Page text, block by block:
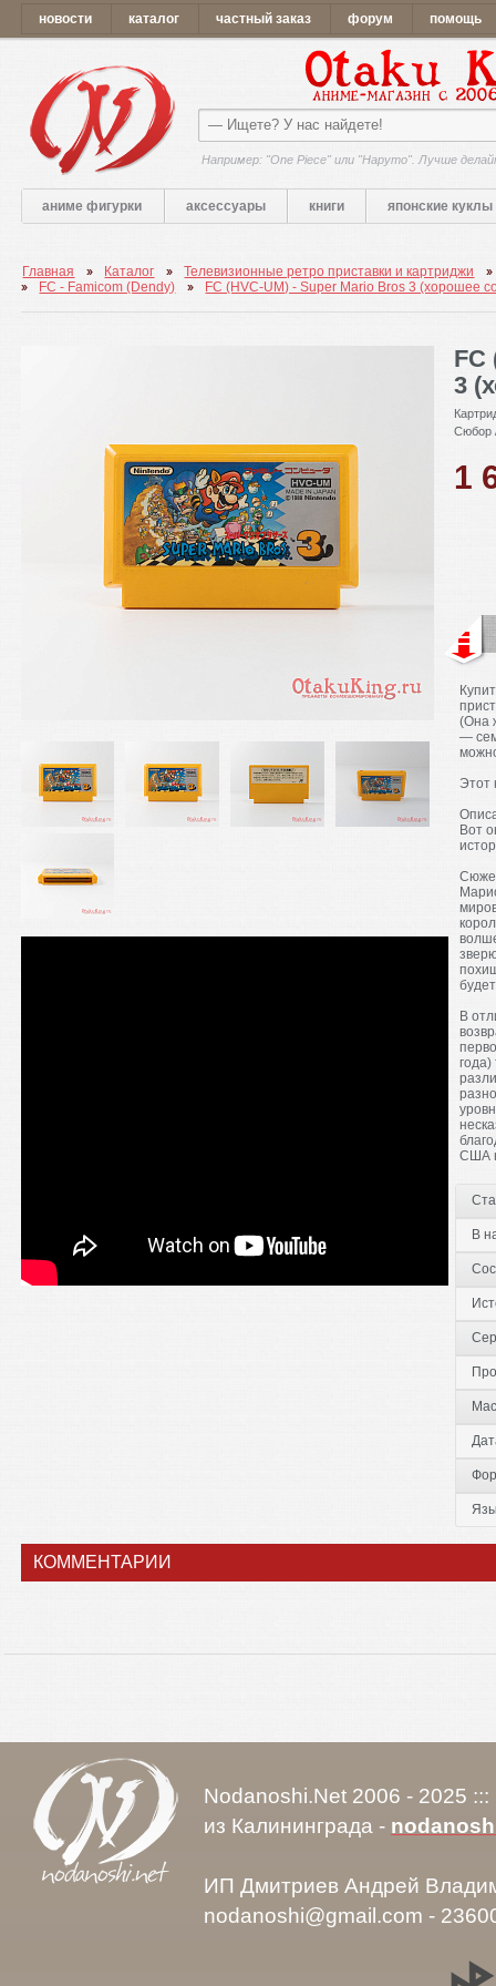
новости каталог частный заказ форум помощь
Например: "One Piece" или "Наруто". Лучше
аниме фигурки аксессуары книги японские куклы
Главная Каталог
Телевизионные ретро приставки и картриджи
FC - Famicom (Dendy)
FC (HVC-UM) - Super Mario Bros 3 (хорошее
FC
3
Сюбор
1
(Она
—
Этот
Вот
В
США
В
КОММЕНТАРИИ
Nodanoshi.Net 2006 - 2025
из Калининграда -
ИП Дмитриев Андрей
nodanoshi@gmail.com -